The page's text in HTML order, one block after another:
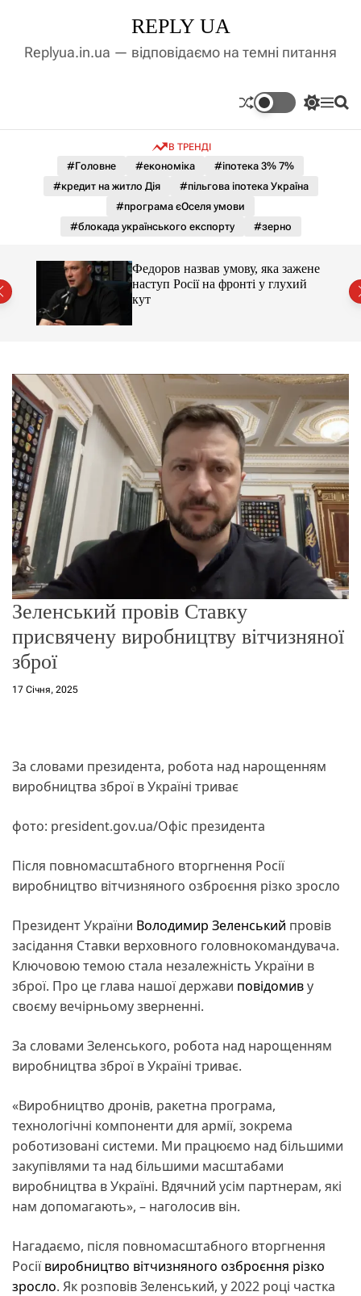
д
REPLY UA
Replyua.in.ua — відповідаємо на темні питання
П
м
к
к
ь
о
р
ж
и
м
у
М П
В ТРЕНДІ
#Головне #економіка
#іпотека 3% 7%
#кредит на житло Дія
#пільгова іпотека Україна
#програма єОселя умови
#блокада українського експорту
#зерно
Федоров назвав умову, яка зажене
наступ Росії на фронті у глухий
кут
Зеленський провів Ставку
присвячену виробництву вітчизняної
зброї
17 Січня, 2025
За словами президента, робота над нарощенням
виробництва зброї в Україні триває
фото: president.gov.ua/Офіс президента
Після повномасштабного вторгнення Росії
виробництво вітчизняного озброєння різко зросло
Президент України Володимир Зеленський провів
засідання Ставки верховного головнокомандувача.
Ключовою темою стала незалежність України в
зброї. Про це глава нашої держави повідомиву
своєму вечірньому зверненні.
За словами Зеленського, робота над нарощенням
виробництва зброї в Україні триває.
«Виробництво дронів, ракетна програма,
технологічні компоненти для армії, зокрема
роботизовані системи. Ми працюємо над більшими
закупівлями та над більшими масштабами
виробництва в Україні. Вдячний усім партнерам, які
нам допомагають», – наголосив він.
Нагадаємо, після повномасштабного вторгнення
Росіївиробництво вітчизняного озброєння різко
зросло. Як розповів Зеленський, у 2022 році частка